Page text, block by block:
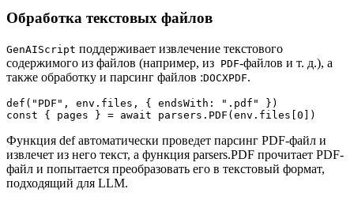
Обработка текстовых файлов
GenAIScript поддерживает извлечение текстового
содержимого из файлов (например, из PDF-файлов и т. д.), а
также обработку и парсинг файлов :DOCXPDF.
def("PDF", env.files, { endsWith: ".pdf" })
const { pages } = await parsers.PDF(env.files[0])
Функция def автоматически проведет парсинг PDF-файл и
извлечет из него текст, а функция parsers.PDF прочитает PDF-
файл и попытается преобразовать его в текстовый формат,
подходящий для LLM.